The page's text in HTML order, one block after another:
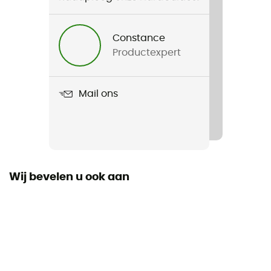
Waterafstotend
Constance
Productexpert
Mail ons
Wij bevelen u ook aan